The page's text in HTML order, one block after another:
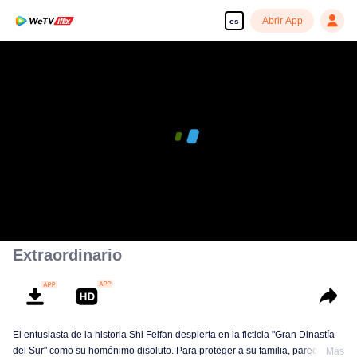
es Abrir App
Extraordinario
El entusiasta de la historia Shi Feifan despierta en la ficticia "Gran Dinastía
del Sur" como su homónimo disoluto. Para proteger a su familia, parece
Más